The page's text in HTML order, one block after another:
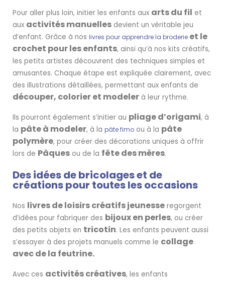
Pour aller plus loin, initier les enfants aux arts du fil et
aux activités manuelles devient un véritable jeu
d’enfant. Grâce à nos livres pour apprendre la broderie et le
crochet pour les enfants, ainsi qu’à nos kits créatifs,
les petits artistes découvrent des techniques simples et
amusantes. Chaque étape est expliquée clairement, avec
des illustrations détaillées, permettant aux enfants de
découper, colorier et modeler à leur rythme.
Ils pourront également s’initier au pliage d’origami, à
la pâte à modeler, à la pâte fimo ou à la pâte
polymère, pour créer des décorations uniques à offrir
lors de Pâques ou de la fête des mères.
Des idées de bricolages et de
créations pour toutes les occasions
Nos livres de loisirs créatifs jeunesse regorgent
d’idées pour fabriquer des bijoux en perles, ou créer
des petits objets en tricotin. Les enfants peuvent aussi
s’essayer à des projets manuels comme le collage
avec de la feutrine.
Avec ces activités créatives, les enfants